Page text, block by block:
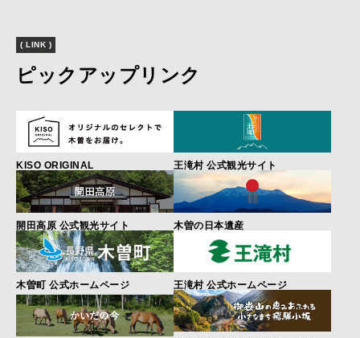
( LINK )
ピックアップリンク
KISO ORIGINAL 王滝村 公式観光サイト
開田高原 公式観光サイト 木曽の日本遺産
木曽町 公式ホームページ 王滝村 公式ホームページ